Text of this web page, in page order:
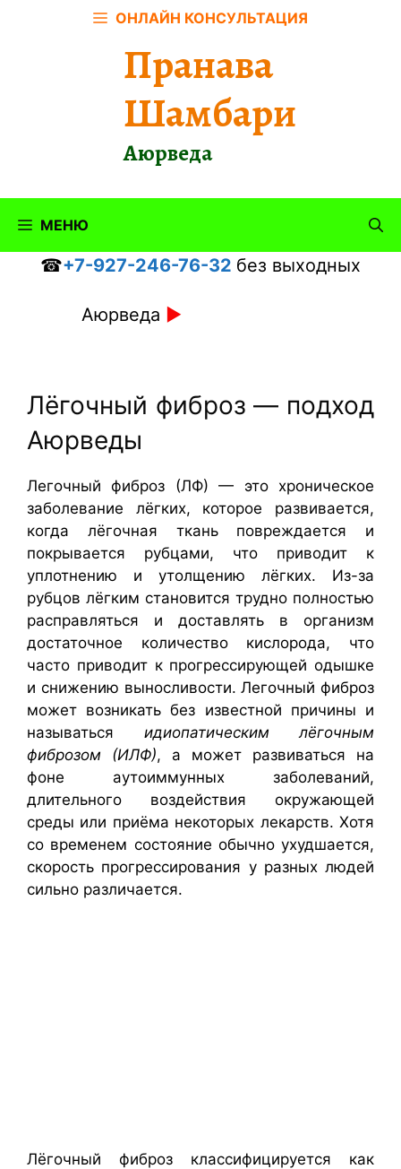
ОНЛАЙН КОНСУЛЬТАЦИЯ
Пранава
Шамбари
Аюрведа
МЕНЮ
☎+7-927-246-76-32 без выходных
Аюрведа ►
Лёгочный фиброз — подход
Аюрведы
Легочный фиброз (ЛФ) — это хроническое
заболевание лёгких, которое развивается,
когда лёгочная ткань повреждается и
покрывается рубцами, что приводит к
уплотнению и утолщению лёгких. Из-за
рубцов лёгким становится трудно полностью
расправляться и доставлять в организм
достаточное количество кислорода, что
часто приводит к прогрессирующей одышке
и снижению выносливости. Легочный фиброз
может возникать без известной причины и
называться идиопатическим лёгочным
фиброзом (ИЛФ), а может развиваться на
фоне аутоиммунных заболеваний,
длительного воздействия окружающей
среды или приёма некоторых лекарств. Хотя
со временем состояние обычно ухудшается,
скорость прогрессирования у разных людей
сильно различается.
Лёгочный фиброз классифицируется как